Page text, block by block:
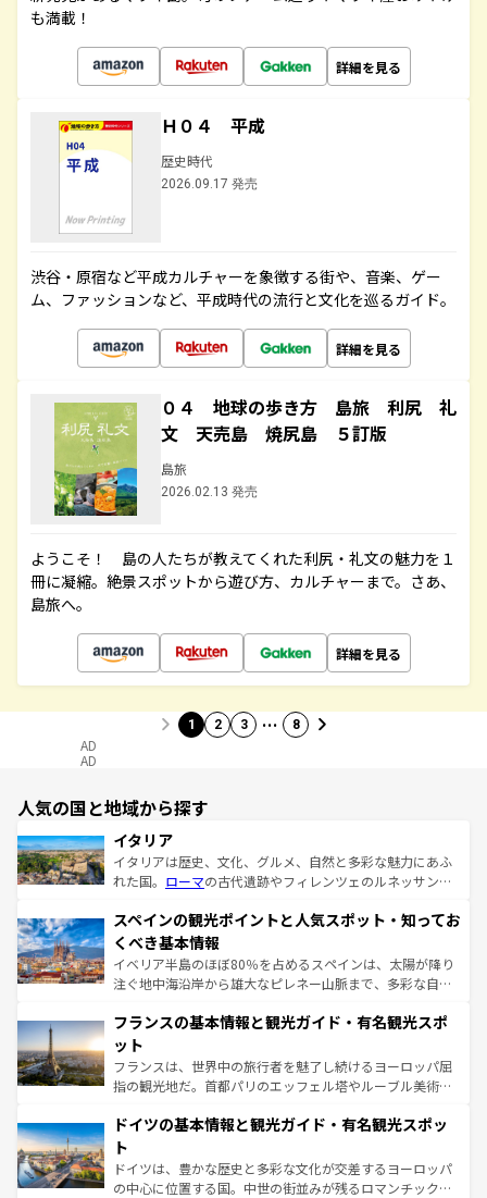
も満載！
詳細を見る
Ｈ０４ 平成
歴史時代
2026.09.17 発売
渋谷・原宿など平成カルチャーを象徴する街や、音楽、ゲー
ム、ファッションなど、平成時代の流行と文化を巡るガイド。
詳細を見る
０４ 地球の歩き方 島旅 利尻 礼
文 天売島 焼尻島 ５訂版
島旅
2026.02.13 発売
ようこそ！ 島の人たちが教えてくれた利尻・礼文の魅力を１
冊に凝縮。絶景スポットから遊び方、カルチャーまで。さあ、
島旅へ。
詳細を見る
1 2 3 … 8
AD
AD
人気の国と地域から探す
イタリア
イタリアは歴史、文化、グルメ、自然と多彩な魅力にあふ
れた国。 ローマの古代遺跡やフィレンツェのルネッサンス
ろん、トスカーナの美しい田園風景やアマルフィ海岸の絶
景など、自然景観も見逃せない。観光の合間には、本場の
ピザやパスタなど、絶品のイタリア料理を堪能することも
できる。朝目覚めてから夜眠るまで、すべての瞬間を楽し
なお、新着のイタリア情報はコンテンツ一覧を参照してほ
しい。
スペインの観光ポイントと人気スポット・知ってお
くべき基本情報
イベリア半島のほぼ80％を占めるスペインは、太陽が降り
注ぐ地中海沿岸から雄大なピレネー山脈まで、多彩な自然
文化が根付くこの国では、情熱的なフラメンコ、熱気あふ
れる闘牛、そして美味しいタパスが生活の一部となってい
る。首都マドリードの洗練された雰囲気や、バルセロナの
アートに溢れた街角から、地方では古代ローマ遺跡や中世
せる。地方によって風土や気候が異なるスペインはその個
ンテンツ一覧 を参照してほしい。
フランスの基本情報と観光ガイド・有名観光スポ
ット
フランスは、世界中の旅行者を魅了し続けるヨーロッパ屈
指の観光地だ。首都パリのエッフェル塔やルーブル美術館
で、幅広い魅力が詰まっている。華麗な宮殿、歴史的な大
聖堂、美しいビーチ、そして豊かな自然が、訪れる者を心
から魅了する。また、フランスは美食の国としても知ら
れ、フランス料理はユネスコ無形文化遺産にも登録されて
ドイツの基本情報と観光ガイド・有名観光スポッ
ト
ドイツは、豊かな歴史と多彩な文化が交差するヨーロッパ
の中心に位置する国。中世の街並みが残るロマンチック街